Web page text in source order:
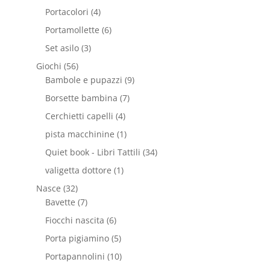
Portacolori (4)
Portamollette (6)
Set asilo (3)
Giochi (56)
Bambole e pupazzi (9)
Borsette bambina (7)
Cerchietti capelli (4)
pista macchinine (1)
Quiet book - Libri Tattili (34)
valigetta dottore (1)
Nasce (32)
Bavette (7)
Fiocchi nascita (6)
Porta pigiamino (5)
Portapannolini (10)